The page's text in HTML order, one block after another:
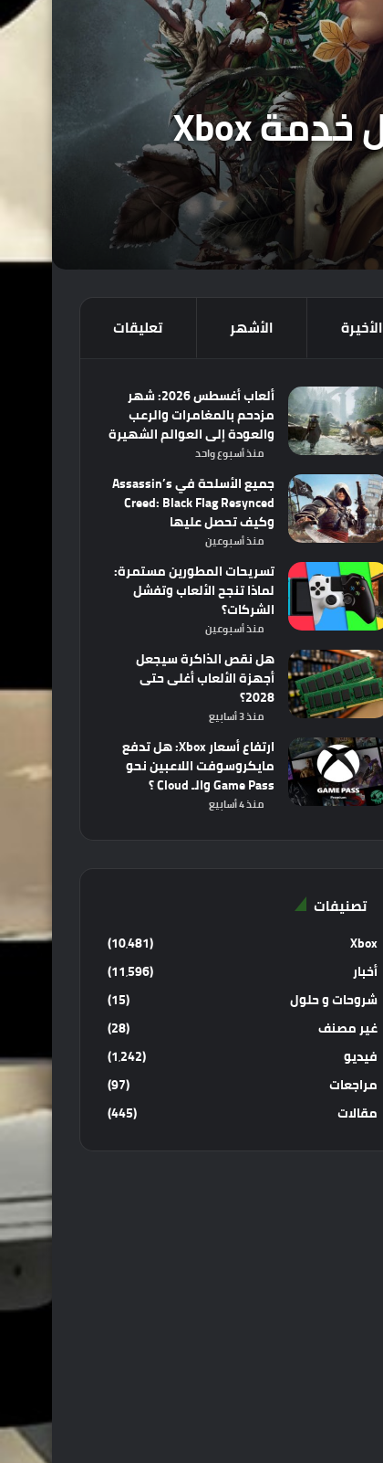
أربعة ألعاب جديدة متوفرة للتحميل الآن من خلال خدمة Xbox
الأخيرة الأشهر تعليقات
ألعاب أغسطس 2026: شهر
مزدحم بالمغامرات والرعب
والعودة إلى العوالم الشهيرة
منذ أسبوع واحد
جميع الأسلحة في Assassin’s
Creed: Black Flag Resynced
وكيف تحصل عليها
منذ أسبوعين
تسريحات المطورين مستمرة:
لماذا تنجح الألعاب وتفشل
الشركات؟
منذ أسبوعين
هل نقص الذاكرة سيجعل
أجهزة الألعاب أغلى حتى
2028؟
منذ 3 أسابيع
ارتفاع أسعار Xbox: هل تدفع
مايكروسوفت اللاعبين نحو
Game Pass والـ Cloud ؟
منذ 4 أسابيع
تصنيفات
Xbox
(10٬481)
أخبار
(11٬596)
شروحات و حلول
(15)
غير مصنف
(28)
فيديو
(1٬242)
مراجعات
(97)
مقالات
(445)